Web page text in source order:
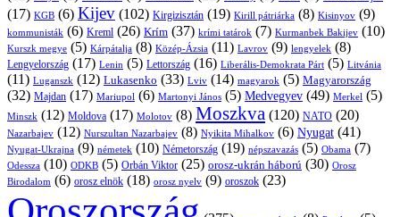
(17) KGB (6) Kijev (102) Kirgizisztán (19) Kirill pátriárka (8) Kisinyov (9)
kommunisták (6) Kreml (26) Krím (37) krími tatárok (7) Kurmanbek Bakijev (10)
Kurszk megye (5) Kárpátalja (8) Közép-Ázsia (11) Lavrov (9) lengyelek (8)
Lengyelország (17) Lenin (5) Lettország (16) Liberális-Demokrata Párt (5) Litvánia
(11) Luganszk (12) Lukasenko (33) Lviv (14) magyarok (5) Magyarország
(32) Majdan (17) Mariupol (6) Martonyi János (5) Medvegyev (49) Merkel (5)
Minszk (12) Moldova (17) Molotov (8) Moszkva (120) NATO (20)
Nazarbajev (12) Nurszultan Nazarbajev (8) Nyikita Mihalkov (6) Nyugat (41)
Nyugat-Ukrajna (9) németek (10) Németország (19) népszavazás (5) Obama (7)
Odessza (10) ODKB (5) Orbán Viktor (25) orosz-ukrán háború (30) Orosz
Birodalom (6) orosz elnök (18) orosz nyelv (9) oroszok (23)